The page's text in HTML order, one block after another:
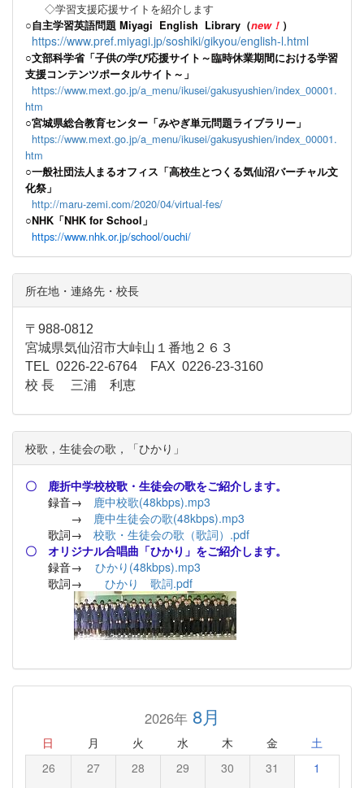
◇学習支援応援サイトを紹介します
○自主学習英語問題 Miyagi English Library（new！ ）
https://www.pref.miyagi.jp/soshiki/gikyou/english-l.html
○文部科学省「子供の学び応援サイト～臨時休業期間における学習
支援コンテンツポータルサイト～」
https://www.mext.go.jp/a_menu/ikusei/gakusyushien/index_00001.
htm
○宮城県総合教育センター「みやぎ単元問題ライブラリー」
https://www.mext.go.jp/a_menu/ikusei/gakusyushien/index_00001.
htm
○一般社団法人まるオフィス「高校生とつくる気仙沼バーチャル文
化祭」
http://maru-zemi.com/2020/04/virtual-fes/
○NHK「NHK for School」
https://www.nhk.or.jp/school/ouchi/
所在地・連絡先・校長
〒988-0812
宮城県気仙沼市大峠山１番地２６３
TEL 0226-22-6764 FAX 0226-23-3160
校 長 三浦 利恵
校歌，生徒会の歌，「ひかり」
〇 鹿折中学校校歌・生徒会の歌をご紹介します。
録音→ 鹿中校歌(48kbps).mp3
→ 鹿中生徒会の歌(48kbps).mp3
歌詞→ 校歌・生徒会の歌（歌詞）.pdf
〇 オリジナル合唱曲「ひかり」をご紹介します。
録音→ ひかり(48kbps).mp3
歌詞→ ひかり 歌詞.pdf
2026年8月
日 月 火 水 木 金 土
26 27 28 29 30 31 1